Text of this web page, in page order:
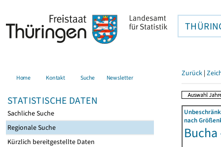
Home Kontakt Suche Newsletter
STATISTISCHE DATEN
Sachliche Suche
Regionale Suche
Kürzlich bereitgestellte Daten
Zurück |
nach
Bucha